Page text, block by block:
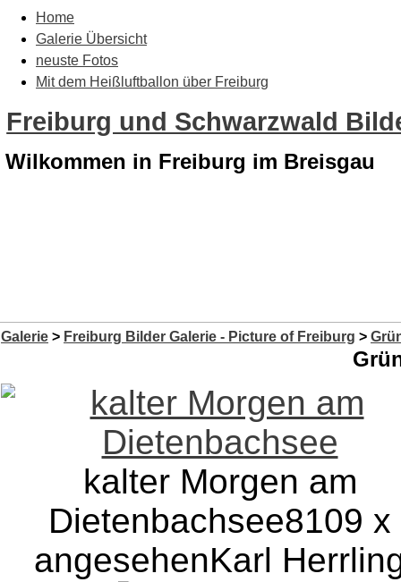
Home
Galerie Übersicht
neuste Fotos
Mit dem Heißluftballon über Freiburg
Freiburg und Schwarzwald
Wilkommen in Freiburg im Breisgau
Galerie > Freiburg Bilder Galerie - Picture of Freiburg >
kalter Morgen am
Dietenbachsee8109 x
angesehenKarl